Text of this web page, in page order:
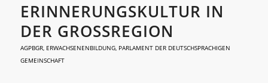
ERINNERUNGSKULTUR IN
DER GROSSREGION
AGPBGR, ERWACHSENENBILDUNG, PARLAMENT DER DEUTSCHSPRACHIGEN
GEMEINSCHAFT